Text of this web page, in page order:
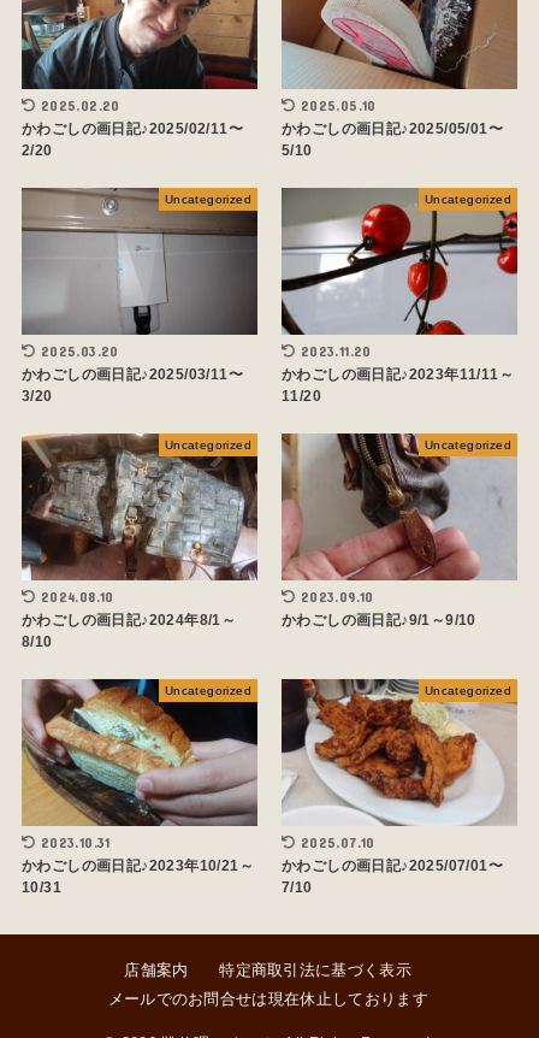
2025.02.20
かわごしの画日記♪2025/02/11〜
2/20
2025.05.10
かわごしの画日記♪2025/05/01〜
5/10
Uncategorized
2025.03.20
かわごしの画日記♪2025/03/11〜
3/20
Uncategorized
2023.11.20
かわごしの画日記♪2023年11/11～
11/20
Uncategorized
2024.08.10
かわごしの画日記♪2024年8/1～
8/10
Uncategorized
2023.09.10
かわごしの画日記♪9/1～9/10
Uncategorized
2023.10.31
かわごしの画日記♪2023年10/21～
10/31
Uncategorized
2025.07.10
かわごしの画日記♪2025/07/01〜
7/10
店舗案内
特定商取引法に基づく表示
メールでのお問合せは現在休止しております